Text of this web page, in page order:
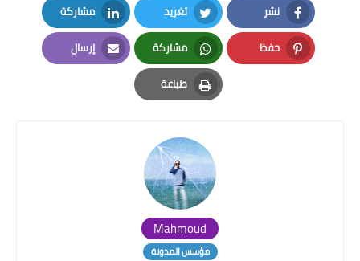
نشر
Facebook
تغريد
Twitter
مشاركة
LinkedIn
حفظ
Pinterest
مشاركة
Whatsapp
إرسال
Email
طباعة
Print
Mahmoud
مؤسس المدونة